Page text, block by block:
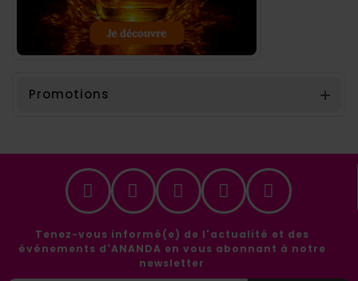
Promotions 
Tenez-vous informé(e) de l'actualité et des
événements d'ANANDA en vous abonnant à notre
newsletter